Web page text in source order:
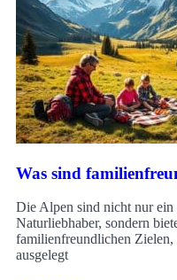
Was sind
Die Alpen sind nicht nur
Naturliebhaber, sondern
familienfreundlichen
ausgelegt